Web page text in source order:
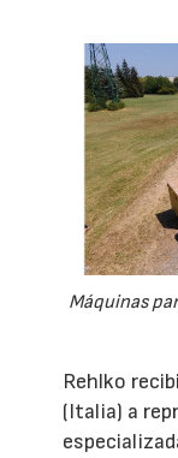
Máquinas
Rehlko
(Italia) a